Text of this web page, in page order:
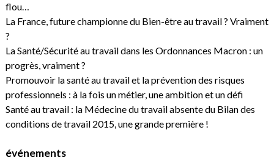
flou…
La France, future championne du Bien-être au travail ? Vraiment
?
La Santé/Sécurité au travail dans les Ordonnances Macron : un
progrès, vraiment ?
Promouvoir la santé au travail et la prévention des risques
professionnels : à la fois un métier, une ambition et un défi
Santé au travail : la Médecine du travail absente du Bilan des
conditions de travail 2015, une grande première !
événements